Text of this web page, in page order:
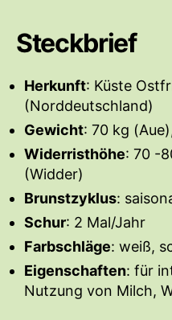
r
g
s
u
t
o
Steckbrief
Herkunft: Küste
(Norddeutschland)
Gewicht: 70 kg
Widerristhöhe: 70 -
(Widder)
Brunstzyklus:
Schur: 2 Mal/Jahr
Farbschläge: weiß,
Eigenschaften: für
Nutzung von Milch,